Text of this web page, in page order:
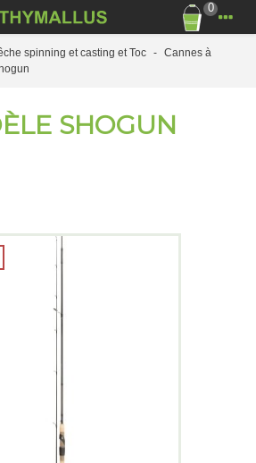
0
spinning et casting et Toc - Cannes à
SHOGUN